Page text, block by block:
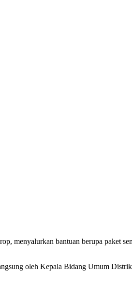
menyalurkan bantuan berupa paket
oleh Kepala Bidang Umum